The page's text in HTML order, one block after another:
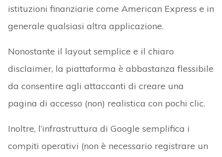
istituzioni finanziarie come American Express e in
generale qualsiasi altra applicazione.
Nonostante il layout semplice e il chiaro
disclaimer, la piattaforma è abbastanza flessibile
da consentire agli attaccanti di creare una
pagina di accesso (non) realistica con pochi clic.
Inoltre, l’infrastruttura di Google semplifica i
compiti operativi (non è necessario registrare un